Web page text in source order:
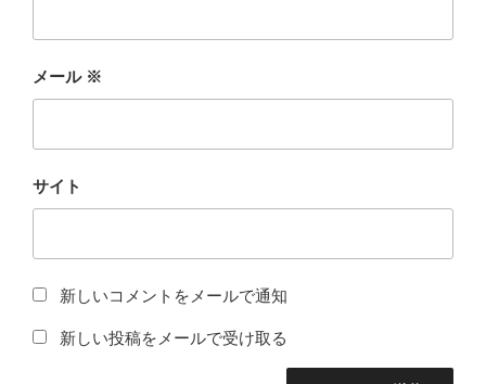
メール ※
サイト
新しいコメントをメールで通知
新しい投稿をメールで受け取る